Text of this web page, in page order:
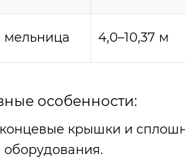
мельница 4,0–10,37 м
особенности:
крышки и